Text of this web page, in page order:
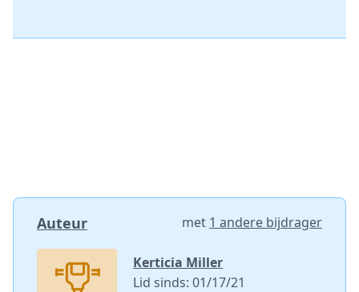
Auteur met 1 andere bijdrager
Kerticia Miller
Lid sinds: 01/17/21